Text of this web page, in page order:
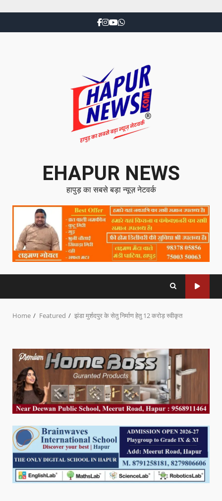
EHAPUR NEWS
हापुड़ का सबसे बड़ा न्यूज़ नेटवर्क
Home Featured झंडा मुर्शदपुर के सेतु निर्माण हेतु 12 करोड़ स्वीकृत